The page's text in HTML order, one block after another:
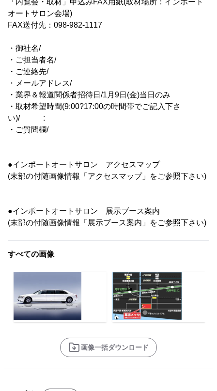
「内覧会・取材」申込みFAX用紙(取材場所：インポート
オートサロン会場)
FAX送付先：098-982-1117
・御社名/
・ご担当者名/
・ご連絡先/
・メールアドレス/
・業界＆報道関係者招待日/1月9日(金)当日のみ
・取材希望時間(9:00?17:00の時間帯でご記入下さ
い)/ :
・ご質問欄/
●インポートオートサロン アクセスマップ
(末部の付随画像情報「アクセスマップ」をご参照下さい)
●インポートオートサロン 展示ブース案内
(末部の付随画像情報「展示ブース案内」をご参照下さい)
すべての画像
画像一括ダウンロード